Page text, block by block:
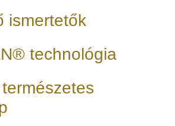
ismertetők
technológia